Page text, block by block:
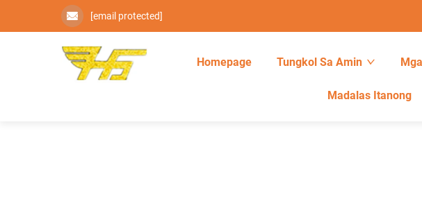
[email protected]
Homepage Tungkol Sa Amin
Madalas Itanong